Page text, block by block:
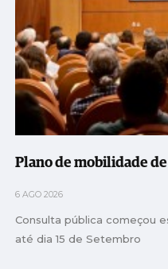
Plano de mobilidade
6 AGO 2026
Consulta pública começou
até dia 15 de Setembro